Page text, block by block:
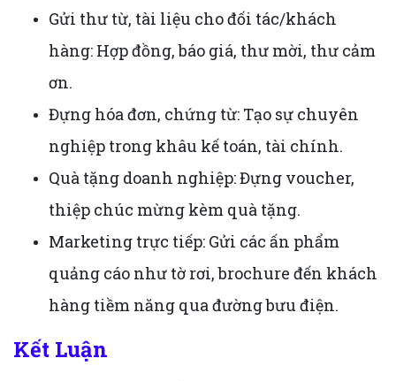
Gửi thư từ, tài liệu cho đối tác/khách
hàng: Hợp đồng, báo giá, thư mời, thư cảm
ơn.
Đựng hóa đơn, chứng từ: Tạo sự chuyên
nghiệp trong khâu kế toán, tài chính.
Quà tặng doanh nghiệp: Đựng voucher,
thiệp chúc mừng kèm quà tặng.
Marketing trực tiếp: Gửi các ấn phẩm
quảng cáo như tờ rơi, brochure đến khách
hàng tiềm năng qua đường bưu điện.
Kết Luận